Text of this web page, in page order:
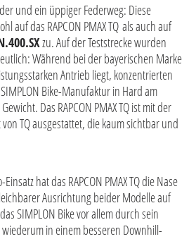
und ein üppiger Federweg: Diese
auf das RAPCON PMAX TQ als auch auf
zu. Auf der Teststrecke wurden
Während bei der bayerischen Marke
Antrieb liegt, konzentrierten
Bike-Manufaktur in Hard am
Das RAPCON PMAX TQ ist mit der
TQ ausgestattet, die kaum sichtbar und
hat das RAPCON PMAX TQ die Nase
Ausrichtung beider Modelle auf
SIMPLON Bike vor allem durch sein
in einem besseren Downhill-